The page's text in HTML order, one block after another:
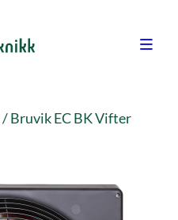
/ Bruvik EC BK Vifter